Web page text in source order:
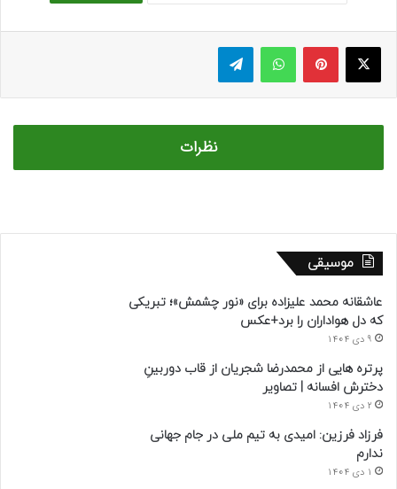
ایکس پینتریستواتس آپ تلگرام
نظرات
موسیقی
عاشقانه محمد علیزاده برای «نور چشمش»؛ تبریکی
که دل هواداران را برد+عکس
9 دی 1404
پرتره هایی از محمدرضا شجریان از قاب دوربینِ
دخترش افسانه | تصاویر
2 دی 1404
فرزاد فرزین: امیدی به تیم ملی در جام جهانی
ندارم
1 دی 1404